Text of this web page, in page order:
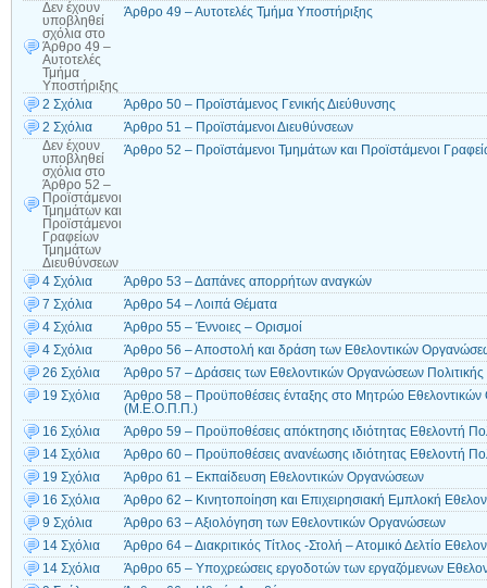
Δεν έχουν
υποβληθεί
σχόλια στο
Άρθρο 49 –
Αυτοτελές
Τμήμα
Υποστήριξης
Άρθρο 49 – Αυτοτελές Τμήμα Υποστήριξης
2 Σχόλια
Άρθρο 50 – Προϊστάμενος Γενικής Διεύθυνσης
2 Σχόλια
Άρθρο 51 – Προϊστάμενοι Διευθύνσεων
Δεν έχουν
υποβληθεί
σχόλια στο
Άρθρο 52 –
Προϊστάμενοι
Τμημάτων και
Προϊστάμενοι
Γραφείων
Τμημάτων
Διευθύνσεων
Άρθρο 52 – Προϊστάμενοι Τμημάτων και Προϊστάμενοι
4 Σχόλια
Άρθρο 53 – Δαπάνες απορρήτων αναγκών
7 Σχόλια
Άρθρο 54 – Λοιπά Θέματα
4 Σχόλια
Άρθρο 55 – Έννοιες – Ορισμοί
4 Σχόλια
Άρθρο 56 – Αποστολή και δράση των Εθελοντικών
26 Σχόλια
Άρθρο 57 – Δράσεις των Εθελοντικών Οργανώσεων
19 Σχόλια
Άρθρο 58 – Προϋποθέσεις ένταξης στο Μητρώο
(Μ.Ε.Ο.Π.Π.)
16 Σχόλια
Άρθρο 59 – Προϋποθέσεις απόκτησης ιδιότητας Εθελοντή
14 Σχόλια
Άρθρο 60 – Προϋποθέσεις ανανέωσης ιδιότητας Εθελοντή
19 Σχόλια
Άρθρο 61 – Εκπαίδευση Εθελοντικών Οργανώσεων
16 Σχόλια
Άρθρο 62 – Κινητοποίηση και Επιχειρησιακή Εμπλοκή
9 Σχόλια
Άρθρο 63 – Αξιολόγηση των Εθελοντικών Οργανώσεων
14 Σχόλια
Άρθρο 64 – Διακριτικός Τίτλος -Στολή – Ατομικό Δελτίο
14 Σχόλια
Άρθρο 65 – Υποχρεώσεις εργοδοτών των εργαζόμενων